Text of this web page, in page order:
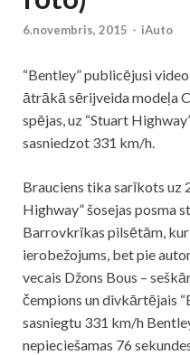
6.novembris, 2015 - iAuto
“Bentley” publicējusi
ātrākā sērijveida modeļa
spējas, uz “Stuart
sasniedzot 331 km/h.
Brauciens tika sarīkots uz
Highway” šosejas posma
Barrovkrīkas pilsētām,
ierobežojums, bet pie
vecais Džons Bous –
čempions un divkārtējais
sasniegtu 331 km/h
nepieciešamas 76